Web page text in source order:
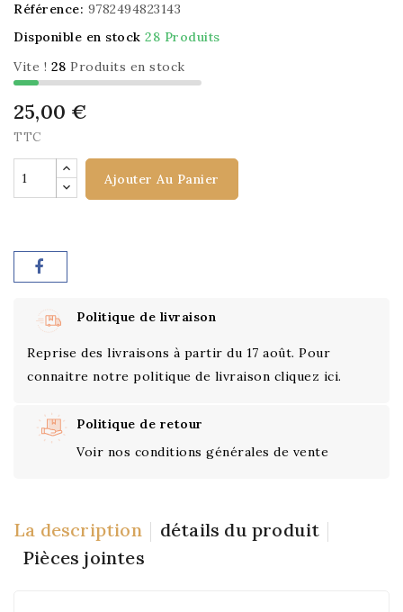
Référence: 9782494823143
Disponible en stock 28 Produits
Vite ! 28 Produits en stock
25,00 €
TTC
Ajouter Au Panier
Politique de livraison
Reprise des livraisons à partir du 17 août. Pour
connaitre notre politique de livraison cliquez ici.
Politique de retour
Voir nos conditions générales de vente
La description
détails du produit
Pièces jointes